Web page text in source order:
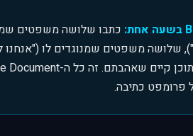
כתבו שלושה משפטים
שלושה משפטים שמנוגדים לו ("אנחנו
פרומפט כתיבה.